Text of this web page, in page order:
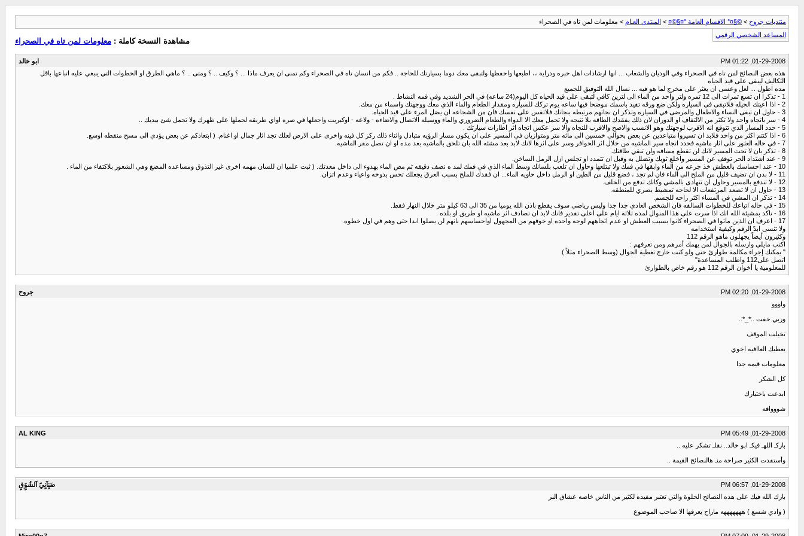
منتديات جروح > ©§¤° الاقسام العامة °¤§©¤ > المنتدى العـام > معلومات لمن تاه في الصحراء
المساعد الشخصي الرقمي
مشاهدة النسخة كاملة : معلومات لمن تاه في الصحراء
ابو خالد
01-29-2008, 01:22 PM
هذه بعض النصائح لمن تاه في الصحراء وفي الوديان والشعاب ... انها ارشادات اهل خبره ودراية ،، اطبعها واحفظها ولتبقى معك دوما بسيارتك للحاجة .. فكم من انسان تاه في الصحراء وكم تمنى ان يعرف ماذا ... ؟ وكيف .. ؟ ومتى .. ؟ ماهي الطرق او الخطوات التي ينبغي عليه اتباعها باقل
التكاليف ليبقى على قيد الحياه
مده اطول ... لعل وعسى ان يعثر على مخرج لما هو فيه ... نسال الله التوفيق للجميع
1 - تذكرا ان تسع تمرات الى 12 تمره ولتر واحد من الماء الى لترين كافي لتبقى على قيد الحياه كل اليوم(24 ساعه) في الحر الشديد وفي قمه النشاط .
2 - اذا اعيتك الحيله فلاتبقى في السياره ولكن ضع ورقه تفيد باسمك موضحا فيها ساعه يوم تركك للسياره ومقدار الطعام والماء الذي معك ووجهتك واسماء من معك.
3 - حاول ان تبقى النساء والاطفال والمرضى في السياره وتذكر ان نجاتهم مرتبطه بنجاتك فلاتقس على نفسك فان من الشجاعه ان يضل المرء على قيد الحياه.
4 - سر باتجاه واحد ولا تكثر من الالتفاف او الدوران لان ذلك يفقدك الطاقه بلا نتيجه ولا تحمل معك الا الدواء والطعام الضروري والماء ووسيله الاتصال والاضاءه - ولاعه - اوكبريت واجعلها في صره اواي طريقه لحملها على ظهرك ولا تحمل شئ بيديك ..
5 - حدد المسار الذي تتوقع انه الاقرب لوجهتك وهو الانسب والاصح والاقرب للنجاه والا سر عكس اتجاه اثر اطارات سيارتك .
6 - اذا كنتم اكثر من واحد فلابد ان تسيروا متباعدين عن بعض بحوالي خمسين الى مائه متر ومتوازيان في المسير على ان يكون مسار الرؤيه متبادل واثناء ذلك ركز كل فينه واخرى على الارض لعلك تجد اثار جمال او اغنام. ( ابتعادكم عن بعض يؤدي الى مسح منقطه اوسع.
7 - في حاله العثور على اثار ماشيه فحدد اتجاه سير الماشيه من خلال اثر الحوافر وسر على اثرها لانك لابد بعد مشئه الله بان تلحق بالماشيه بعد مده او ان تصل مقر الماشيه.
8 - تذكر بان لا تحث المسير لانك لن تقطع مسافه ولن تبقي طاقتك.
9 - عند اشتداد الحر توقف عن المسير واخلع ثوبك وتضلل به وقبل ان تتمدد او تجلس ازل الرمل الساخن.
10 - عند احساسك بالعطش خذ جرعه من الماء وابقها في فمك ولا تبتلعها وحاول ان تلعب بلسانك وسط الماء الذي في فمك لمد ه نصف دقيقه ثم مص الماء بهدوء الى داخل معدتك. ( ثبت علميا ان للسان مهمه اخرى غير التذوق ومساعده المضغ وهي الشعور بلاكتفاء من الماء .
11 - لا بدن ان تضيف قليل من الملح الى الماء فان لم تجد ، فضع قليل من الطين او الرمل داخل حاويه الماء... ان فقدك للملح بسبب العرق يجعلك تحس بدوخه واعياء وعدم اتزان.
12 - لا تندفع بالمسير وحاول ان تتهادى بالمشي وكانك تدفع من الخلف.
13 - حاول ان لا تصعد المرتفعات الا لحاجه تمشيط بصري للمنطقه.
14 - تذكر ان المشي في المساء اكثر راحه للجسم.
15 - في حاله اتباعك للخطوات السالفه فان الشخص العادي جدا جدا وليس رياضي سوف يقطع باذن الله يوميا من 35 الى 63 كيلو متر خلال النهار فقط.
16 - تاكد بمشيئة الله انك اذا سرت على هذا المنوال لمده ثلاثه ايام على اعلى تقدير فانك لابد ان تصادف اثر ماشيه او طريق او بلده .
17 - اعرف ان الذين ماتوا في الصحراء كانوا بسبب العطش او عدم اتجاههم لوجه واحده او خوفهم من المجهول اواحساسهم بانهم لن يصلوا ابدا حتى وهم في اول خطوه.
ولا تنسى ابدً الرقم وكيفية استخدامه
وكثيرون أيضاً يجهلون ماهو الرقم 112
اكتب مايلي وارسله بالجوال لمن يهمك أمرهم ومن تعرفهم :
" يمكنك إجراء مكالمة طوارئ حتى ولو كنت خارج تغطية الجوال (وسط الصحراء مثلاً )
اتصل على112 واطلب المساعدة"
للمعلومية يا أخوان الرقم 112 هو رقم خاص بالطوارئ
جروح
01-29-2008, 02:20 PM
واووو
وربي خفت .:*_*:.
تخيلت الموقف
يعطيك العاافيه اخوي
معلومات قيمه جدا
كل الشكر
ابدعت باختيارك
شووواقه
AL KING
01-29-2008, 05:49 PM
باركـ اللهـ فيكـ ابو خالد.. نقلـ تشكر عليه ..
وأستفدت الكثير صراحة منـ هالنصائح القيمة ..
ضَنٍآنٍيً آلشُوٍَقٍِ
01-29-2008, 06:57 PM
بارك الله فيك على هذه النصائح الحلوة والتي تعتبر مفيده لكثير من الناس خاصه عشاق البر
( وادي شسع ) هههههههه ماراح يعرفها الا صاحب الموضوع